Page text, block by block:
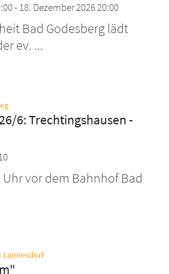
- 18. Dezember 2026 20:00
Bad Godesberg lädt
ev. ...
:
6: Trechtingshausen -
vor dem Bahnhof Bad
Lannesdorf: